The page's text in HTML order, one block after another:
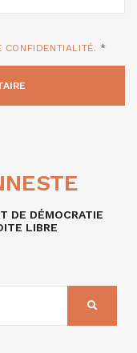
*
DE DÉMOCRATIE
LIBRE